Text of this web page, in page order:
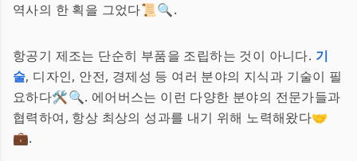
역사의 한 획을 그었다📜🔍.
항공기 제조는 단순히 부품을 조립하는 것이 아니다. 기
술, 디자인, 안전, 경제성 등 여러 분야의 지식과 기술이 필
요하다🛠️🔍. 에어버스는 이런 다양한 분야의 전문가들과
협력하여, 항상 최상의 성과를 내기 위해 노력해왔다🤝
💼.